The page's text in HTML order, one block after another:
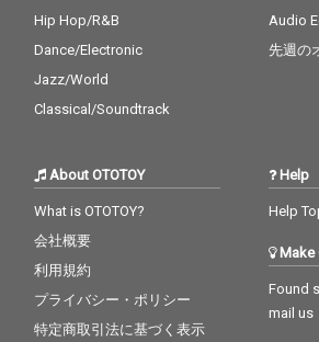
Hip Hop/R&B
Dance/Electronic
Jazz/World
Classical/Soundtrack
Audio
先週の
About OTOTOY
What is OTOTOY?
会社概要
利用規約
プライバシー・ポリシー
特定商取引法に基づく表示
Help
Help
Make
Found
mail us